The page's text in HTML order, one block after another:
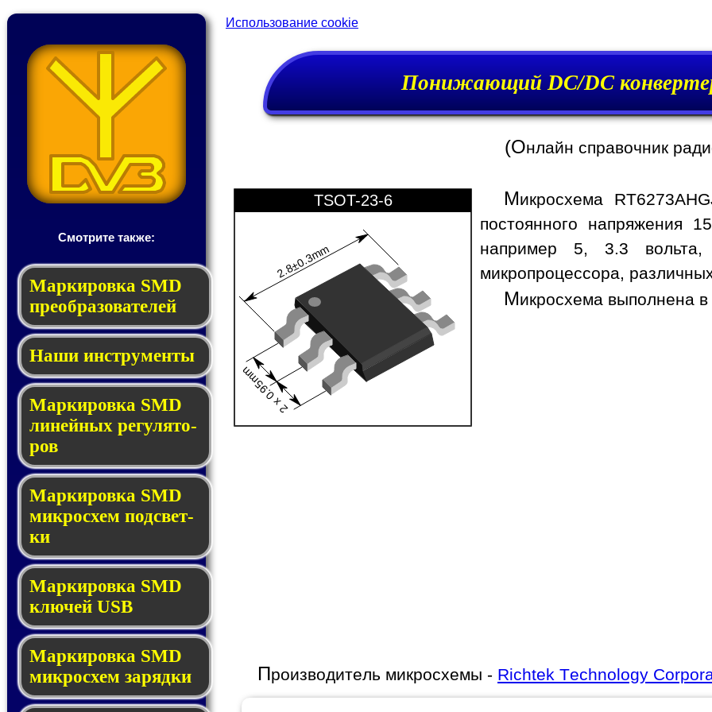
Смотрите также:
Мар­ки­ров­ка SMD
пре­об­ра­зо­ва­те­лей
Наши инструменты
Маркировка SMD
ли­ней­ных ре­гу­ля­то­
ров
Маркировка SMD
мик­ро­схем под­свет­
ки
Маркировка SMD
клю­чей USB
Маркировка SMD
мик­рос­хем за­ряд­ки
Использование cookie
Понижающий DC/DC
(Онлайн справочник
2.8±0.3mm
2 x 0.95mm
TSOT-23-6 Микросхема
постоянного напряжения
например 5, 3.3 вольта,
микропроцессора,
Микросхема выполнена
Производитель микросхемы - Richtek Technology